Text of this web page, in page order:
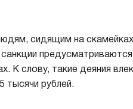
сидящим на
К слову, такие деяния
рублей.